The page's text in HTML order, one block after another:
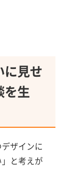
に見せ
を生
ザインに
と考えが